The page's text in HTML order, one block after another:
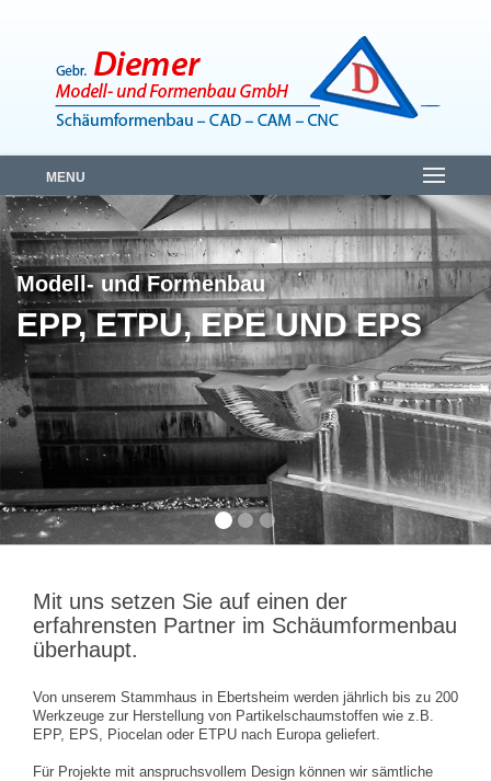
MENU
Modell- und Formenbau
EPP, ETPU, EPE UND EPS
Mit uns setzen Sie auf einen der
erfahrensten Partner im Schäumformenbau
überhaupt.
Von unserem Stammhaus in Ebertsheim werden jährlich bis zu 200
Werkzeuge zur Herstellung von Partikelschaumstoffen wie z.B.
EPP, EPS, Piocelan oder ETPU nach Europa geliefert.
Für Projekte mit anspruchsvollem Design können wir sämtliche